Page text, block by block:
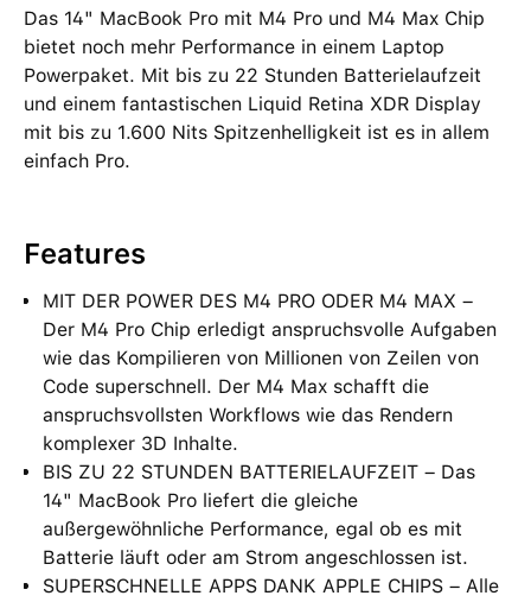
Das 14" MacBook Pro mit M4 Pro und M4 Max Chip
bietet noch mehr Performance in einem Laptop
Powerpaket. Mit bis zu 22 Stunden Batterielaufzeit
und einem fantastischen Liquid Retina XDR Display
mit bis zu 1.600 Nits Spitzenhelligkeit ist es in allem
einfach Pro.
Features
MIT DER POWER DES M4 PRO ODER M4 MAX –
Der M4 Pro Chip erledigt anspruchsvolle Aufgaben
wie das Kompilieren von Millionen von Zeilen von
Code superschnell. Der M4 Max schafft die
anspruchsvollsten Workflows wie das Rendern
komplexer 3D Inhalte.
BIS ZU 22 STUNDEN BATTERIELAUFZEIT – Das
14" MacBook Pro liefert die gleiche
außergewöhnliche Performance, egal ob es mit
Batterie läuft oder am Strom angeschlossen ist.
SUPERSCHNELLE APPS DANK APPLE CHIPS – Alle